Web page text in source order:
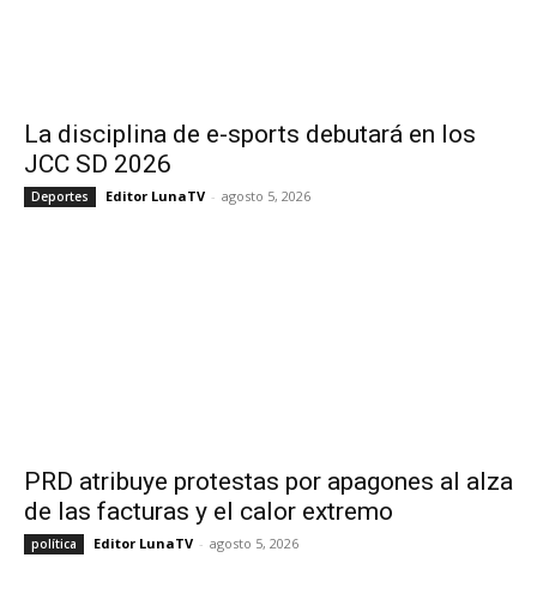
La disciplina de e-sports debutará en los
JCC SD 2026
Deportes Editor LunaTV - agosto 5, 2026
PRD atribuye protestas por apagones al alza
de las facturas y el calor extremo
política Editor LunaTV - agosto 5, 2026